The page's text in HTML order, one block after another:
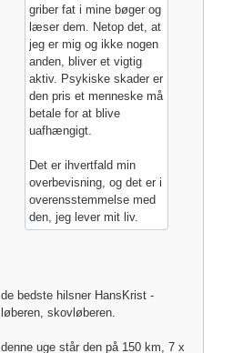
griber fat i mine bøger og
læser dem. Netop det, at
jeg er mig og ikke nogen
anden, bliver et vigtig
aktiv. Psykiske skader er
den pris et menneske må
betale for at blive
uafhængigt.
Det er ihvertfald min
overbevisning, og det er i
overensstemmelse med
den, jeg lever mit liv.
de bedste hilsner HansKrist -
løberen, skovløberen.
denne uge står den på 150 km, 7 x